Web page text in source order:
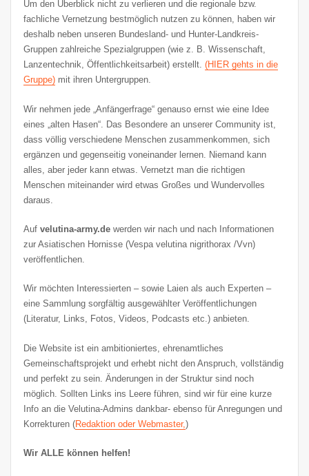
Um den Überblick nicht zu verlieren und die regionale bzw.
fachliche Vernetzung bestmöglich nutzen zu können, haben wir
deshalb neben unseren Bundesland- und Hunter-Landkreis-
Gruppen zahlreiche Spezialgruppen (wie z. B. Wissenschaft,
Lanzentechnik, Öffentlichkeitsarbeit) erstellt. (HIER gehts in die
Gruppe)mit ihren Untergruppen.
Wir nehmen jede „Anfängerfrage“ genauso ernst wie eine Idee
eines „alten Hasen“. Das Besondere an unserer Community ist,
dass völlig verschiedene Menschen zusammenkommen, sich
ergänzen und gegenseitig voneinander lernen. Niemand kann
alles, aber jeder kann etwas. Vernetzt man die richtigen
Menschen miteinander wird etwas Großes und Wundervolles
daraus.
Auf velutina-army.dewerden wir nach und nach Informationen
zur Asiatischen Hornisse (Vespa velutina nigrithorax /Vvn)
veröffentlichen.
Wir möchten Interessierten – sowie Laien als auch Experten –
eine Sammlung sorgfältig ausgewählter Veröffentlichungen
(Literatur, Links, Fotos, Videos, Podcasts etc.) anbieten.
Die Website ist ein ambitioniertes, ehrenamtliches
Gemeinschaftsprojekt und erhebt nicht den Anspruch, vollständig
und perfekt zu sein. Änderungen in der Struktur sind noch
möglich. Sollten Links ins Leere führen, sind wir für eine kurze
Info an die Velutina-Admins dankbar- ebenso für Anregungen und
Korrekturen (Redaktion oder Webmaster, )
Wir ALLE können helfen!